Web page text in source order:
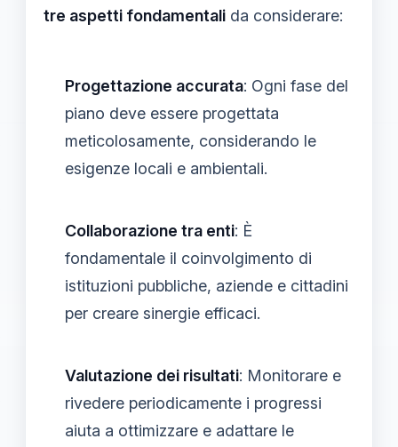
tre aspetti fondamentali da considerare:
Progettazione accurata: Ogni fase del
piano deve essere progettata
meticolosamente, considerando le
esigenze locali e ambientali.
Collaborazione tra enti: È
fondamentale il coinvolgimento di
istituzioni pubbliche, aziende e cittadini
per creare sinergie efficaci.
Valutazione dei risultati: Monitorare e
rivedere periodicamente i progressi
aiuta a ottimizzare e adattare le